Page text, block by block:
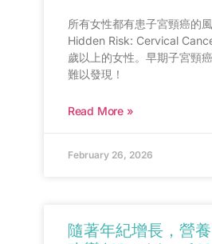
所有女性都有患子宮頸癌的
Hidden Risk: Cervical
歲以上的女性。早期子宮頸
難以發現！
Read More »
February 26, 2026
隨著年紀增長，營